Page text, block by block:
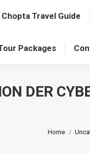
Chopta Travel Guide
Packages
DER
Home